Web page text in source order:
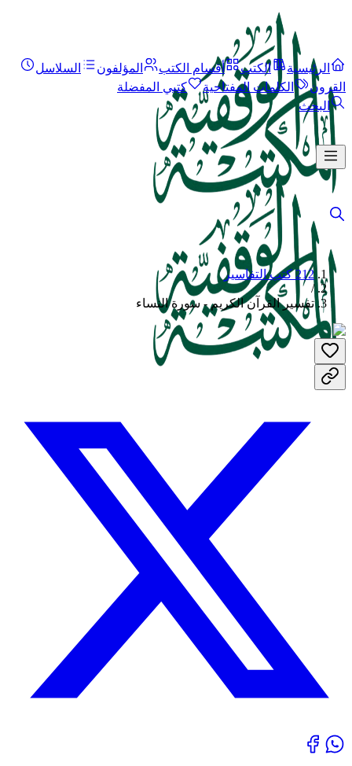
الرئيسية الكتب أقسام الكتب المؤلفون
السلاسل
القرون
الكلمات المفتاحية
كتبي المفضلة
البحث
212 كتب التفاسير
/
تفسير القرآن الكريم - سورة النساء